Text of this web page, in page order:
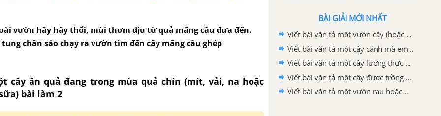
vườn hây hây thổi, mùi thơm dịu từ quả mãng cầu đưa đến.
tung chân sáo chạy ra vườn tìm đến cây mãng cầu ghép
cây ăn quả đang trong mùa quả chín (mít, vải, na hoặc
bài làm 2
BÀI GIẢI MỚI NHẤT
Viết bài văn tả một vườn cây (hoặc rặng cây) lớp 4
Viết bài văn tả một cây cảnh mà em yêu thích lớp 4
Viết bài văn tả một cây lương thực mà em yêu thích lớp 4
Viết bài văn tả một cây được trồng nhiều ở địa phương hoặc nơi em ở lớp 4
Viết bài văn tả một vườn rau hoặc một vườn hoa mà em thích lớp 4